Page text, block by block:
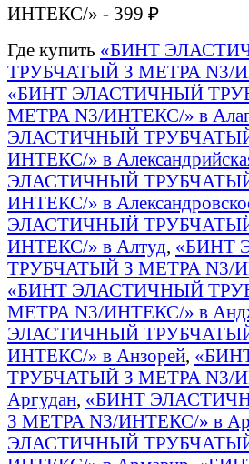
ИНТЕКС/» - 399 ₽
Где купить «БИНТ
ТРУБЧАТЫЙ З МЕТРА N3/
«БИНТ ЭЛАСТИЧНЫЙ
МЕТРА N3/ИНТЕКС/» в
ЭЛАСТИЧНЫЙ
ИНТЕКС/» в
ЭЛАСТИЧНЫЙ
ИНТЕКС/» в
ЭЛАСТИЧНЫЙ
ИНТЕКС/» в Алтуд, «БИНТ
ТРУБЧАТЫЙ З МЕТРА N3/
«БИНТ ЭЛАСТИЧНЫЙ
МЕТРА N3/ИНТЕКС/» в
ЭЛАСТИЧНЫЙ
ИНТЕКС/» в Анзорей,
ТРУБЧАТЫЙ З МЕТРА N3/
Аргудан, «БИНТ
З МЕТРА N3/ИНТЕКС/» в
ЭЛАСТИЧНЫЙ